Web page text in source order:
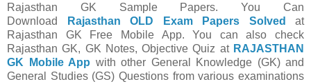
Rajasthan GK Sample Papers.You Can
Download
Rajasthan OLD Exam Papers Solved
at
Rajasthan GK Free Mobile App.You can also check
Rajasthan GK, GK Notes, Objective Quiz at RAJASTHAN
GK Mobile App with other General Knowledge (GK) and
General Studies (GS) Questions from various examinations